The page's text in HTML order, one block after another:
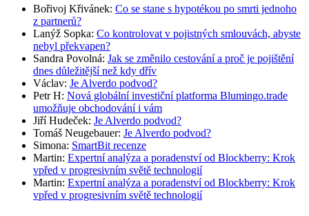
Bořivoj Křivánek: Co se stane s hypotékou po smrti jednoho
z partnerů?
Lanýž Sopka: Co kontrolovat v pojistných smlouvách, abyste
nebyl překvapen?
Sandra Povolná: Jak se změnilo cestování a proč je pojištění
dnes důležitější než kdy dřív
Václav: Je Alverdo podvod?
Petr H: Nová globální investiční platforma Blumingo.trade
umožňuje obchodování i vám
Jiří Hudeček: Je Alverdo podvod?
Tomáš Neugebauer: Je Alverdo podvod?
Simona: SmartBit recenze
Martin: Expertní analýza a poradenství od Blockberry: Krok
vpřed v progresivním světě technologií
Martin: Expertní analýza a poradenství od Blockberry: Krok
vpřed v progresivním světě technologií